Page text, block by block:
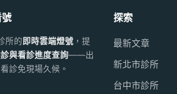
所的 即時雲端燈號，提
與看診進度查詢——出
診免現場久候。
探索
最新文章
新北市診所
台中市診所